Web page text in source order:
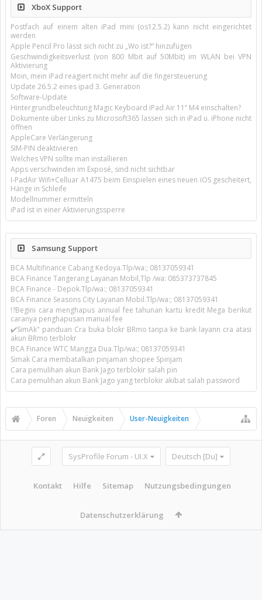
XboX Support
Postfach auf einem alten iPad mini (os12.5.2) kann nicht eingerichtet
werden
Apple Pencil Pro lässt sich nicht zu „Wo ist?“ hinzufügen
Geschwindigkeitsverlust (von 800 Mbit auf 50Mbit) im WLAN bei VPN
Aktivierung
Moin, mein iPad reagiert nicht mehr auf die fingersteuerung
Update 26.5.2 eines ipad 3. Generation
Software-Update
Hintergrundbeleuchtung Magic Keyboard iPad Air 11’’ M4 einschalten?
Dokumente über Links zu Microsoft365 lassen sich in iPad u. iPhone nicht
öffnen
AppleCare Verlängerung
SIM-PIN deaktivieren
Welches VPN sollte man installieren
Apps verschwinden im Exposé, sind nicht sichtbar
I-PadAir Wifi+Celluar A1475 beim Einspielen eines neuen iOS gescheitert,
Hänge in Schleife
Modellnummer ermitteln
iPad ist in einer Aktivierungssperre
Samsung Support
BCA Multifinance Cabang Kedoya.Tlp/wa:; 08137059341
BCA Finance Tangerang Layanan Mobil,Tlp /wa: 085373737845
BCA Finance - Depok.Tlp/wa:; 08137059341
BCA Finance Seasons City Layanan Mobil.Tlp/wa:; 08137059341
!?Begini cara menghapus annual fee tahunan kartu kredit Mega berikut
caranya penghapusan manual fee
✔️SimAk" panduan Cra buka blokr BRmo tanpa ke bank layann cra atasi
akun BRmo terblokr
BCA Finance WTC Mangga Dua.Tlp/wa:; 08137059341
Simak Cara membatalkan pinjaman shopee Spinjam
Cara pemulihan akun Bank Jago terblokir salah pin
Cara pemulihan akun Bank Jago yang terblokir akibat salah password
Foren Neuigkeiten User-Neuigkeiten
SysProfile Forum - UI.X Deutsch [Du]
Kontakt Hilfe Sitemap Nutzungsbedingungen
Datenschutzerklärung